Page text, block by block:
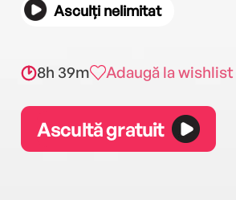
Asculți nelimitat
8h 39m Adaugă la wishlist
Ascultă gratuit